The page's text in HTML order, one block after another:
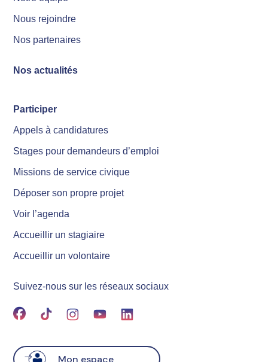
Nous rejoindre
Nos partenaires
Nos actualités
Participer
Appels à candidatures
Stages pour demandeurs d’emploi
Missions de service civique
Déposer son propre projet
Voir l’agenda
Accueillir un stagiaire
Accueillir un volontaire
Suivez-nous sur les réseaux sociaux
Mon espace